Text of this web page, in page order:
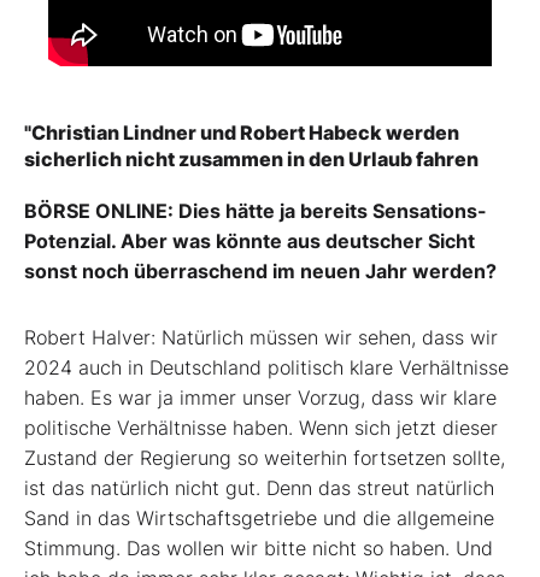
"Christian Lindner und Robert Habeck werden
sicherlich nicht zusammen in den Urlaub fahren
BÖRSE ONLINE: Dies hätte ja bereits Sensations-
Potenzial. Aber was könnte aus deutscher Sicht
sonst noch überraschend im neuen Jahr werden?
Robert Halver: Natürlich müssen wir sehen, dass wir
2024 auch in Deutschland politisch klare Verhältnisse
haben. Es war ja immer unser Vorzug, dass wir klare
politische Verhältnisse haben. Wenn sich jetzt dieser
Zustand der Regierung so weiterhin fortsetzen sollte,
ist das natürlich nicht gut. Denn das streut natürlich
Sand in das Wirtschaftsgetriebe und die allgemeine
Stimmung. Das wollen wir bitte nicht so haben. Und